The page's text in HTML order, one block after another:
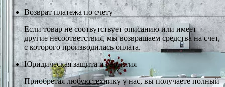
Возврат платежа по счету
Если товар не соотвутствует описанию или имеет
другие несоответствия, мы возвращаем средства на счет,
с которого производилась оплата.
Юридическая защита и гарантия
Приобретая любую технику у нас, вы получаете полный